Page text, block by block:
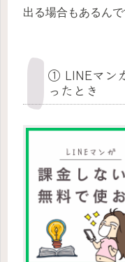
出る場合もあるんで
① LINEマン
ったとき